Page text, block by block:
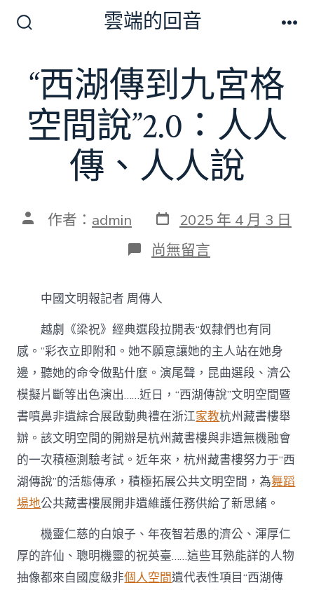
換
關
雲端的回音
“西湖傳到九宮格
空間說”2.0：人人
傳、人人說
文 作者： admin 發
表
日
期
2025 年 4 月 3 日
在
〈“西
傳
到
九
宮
格
空
間
說”
2.0：
人
人
傳、
人
人
說〉
中
尚無留言
中國文明報記者 周傳人
越劇《梁祝》經典選段拉開表“奴隸們也有同
感。”彩衣立即附和。她不願意讓她的主人站在她身
邊，聽她的命令做點什麼。演尾聲，昆曲選段、濟公
模擬片斷等出色演出……近日，“西湖傳說”文明空間暨
書噴鼻非遺綜合展啟動典禮在浙江家教杭州藏書樓舉
辦。該文明空間的開辦是杭州藏書樓與非遺無機融會
的一次積極測驗考試。近年來，杭州藏書樓努力于“西
湖傳說”的活態傳承，積極拓展公共文明空間，為舞蹈
場地公共藏書樓展開非遺維護任務供給了新思緒。
機靈仁慈的白娘子、年夜智若愚的濟公、渾厚仁
厚的許仙、聰明機靈的祝英臺……這些耳熟能詳的人物
抽像都來自國度級非個人空間遺代表性項目“西湖傳